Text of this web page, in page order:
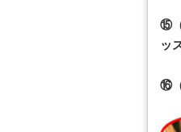
⑮
ッ
⑯